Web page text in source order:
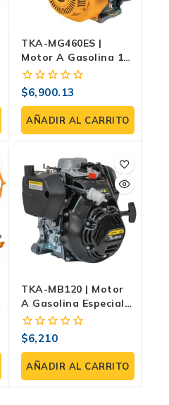
TKA-MG460ES |
Motor A Gasolina 16
HP 4T Con Marcha,
Eje Recto 1″ Con
Cuñero Para
Bombas,
Maquinaria
0
fuera
de
5
$6,900.13
AÑADIR AL CARRITO
TKA-MB120 | Motor
A Gasolina Especial
Para Bailarina –
Potencia Y
Rendimiento Para
Compactación
0
fuera
de
5
$6,210
AÑADIR AL CARRITO